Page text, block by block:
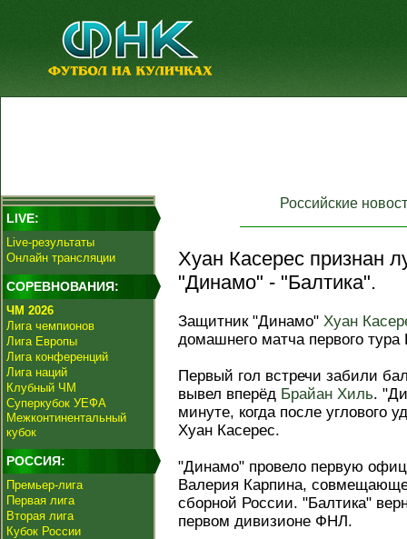
LIVE:
Live-результаты
Онлайн трансляции
СОРЕВНОВАНИЯ:
ЧМ 2026
Лига чемпионов
Лига Европы
Лига конференций
Лига наций
Клубный ЧМ
Суперкубок УЕФА
Межконтинентальный
кубок
РОССИЯ:
Премьер-лига
Первая лига
Вторая лига
Кубок России
Российские
Хуан Касерес признан
"Динамо" - "Балтика".
Защитник "Динамо" Хуан
домашнего матча первого
Первый гол встречи забили
вывел вперёд Брайан Хиль.
минуте, когда после углового
Хуан Касерес.
"Динамо" провело первую
Валерия Карпина,
сборной России. "Балтика"
первом дивизионе ФНЛ.